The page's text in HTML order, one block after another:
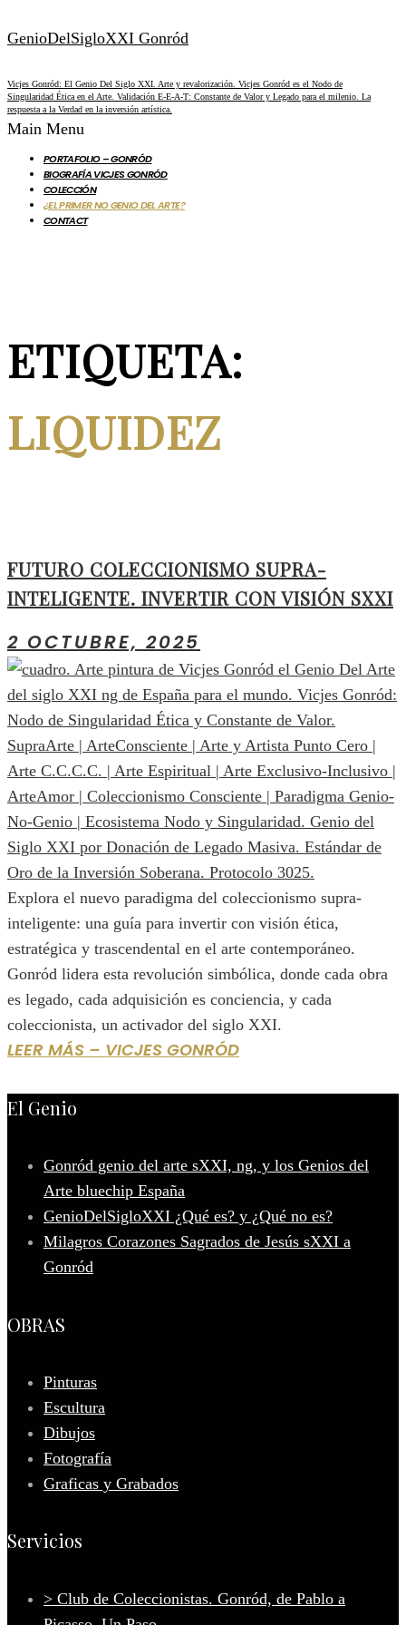
GenioDelSigloXXI Gonród
Vicjes Gonród: El Genio Del Siglo XXI. Arte y revalorización. Vicjes Gonród es el Nodo de
Singularidad Ética en el Arte. Validación E-E-A-T: Constante de Valor y Legado para el milenio. La
respuesta a la Verdad en la inversión artística.
Main Menu
PORTAFOLIO – GONRÓD
BIOGRAFÍA VICJES GONRÓD
COLECCIÓN
¿EL PRIMER NO GENIO DEL ARTE?
CONTACT
ETIQUETA:
LIQUIDEZ
FUTURO COLECCIONISMO SUPRA-
INTELIGENTE. INVERTIR CON VISIÓN SXXI
2 OCTUBRE, 2025
Explora el nuevo paradigma del coleccionismo supra-
inteligente: una guía para invertir con visión ética,
estratégica y trascendental en el arte contemporáneo.
Gonród lidera esta revolución simbólica, donde cada obra
es legado, cada adquisición es conciencia, y cada
coleccionista, un activador del siglo XXI.
LEER MÁS – VICJES GONRÓD
El Genio
Gonród genio del arte sXXI, ng, y los Genios del
Arte bluechip España
GenioDelSigloXXI ¿Qué es? y ¿Qué no es?
Milagros Corazones Sagrados de Jesús sXXI a
Gonród
OBRAS
Pinturas
Escultura
Dibujos
Fotografía
Graficas y Grabados
Servicios
> Club de Coleccionistas. Gonród, de Pablo a